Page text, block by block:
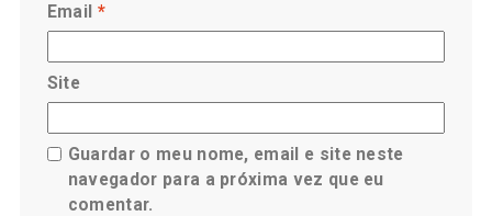
Email *
Site
Guardar o meu nome, email e site neste
navegador para a próxima vez que eu
comentar.